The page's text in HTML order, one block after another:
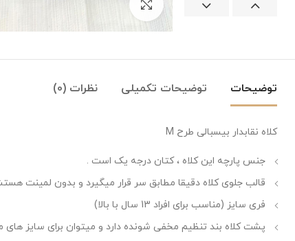
توضیحات توضیحات تکمیلی نظرات (0)
کلاه نقابدار بیسبالی طرح M
جنس پارچه این کلاه ، کتان درجه یک است .
قالب جلوی کلاه دقیقا مطابق سر قرار میگیرد و بدون لمینت
فری سایز (مناسب برای افراد 13 سال با بالا)
پشت کلاه بند تنظیم مخفی شونده دارد و میتوان برای سایز های